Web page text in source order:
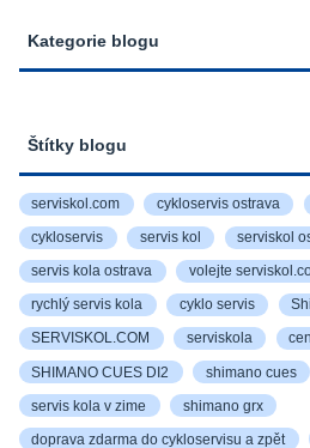
Kategorie blogu
Štítky blogu
serviskol.com cykloservis ostrava
cykloservis servis kol serviskol
servis kola ostrava volejte
rychlý servis kola cyklo servis
SERVISKOL.COM serviskola
SHIMANO CUES DI2 shimano cues
servis kola v zime shimano grx
doprava zdarma do cykloservisu a zpět